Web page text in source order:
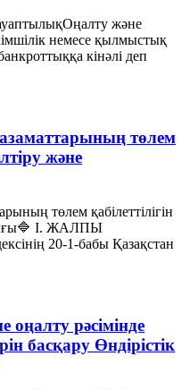
және
немесе қылмыстық
кінәлі деп
төлем
және
төлем қабілеттілігін
I. ЖАЛПЫ
20-1-бабы Қазақстан
рәсімінде
басқару Өндiрiстiк